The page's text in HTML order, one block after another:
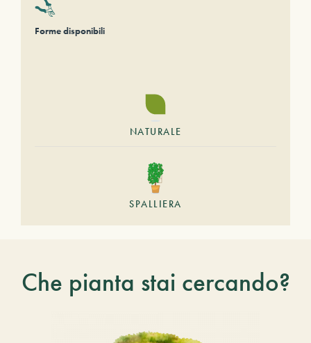
Forme disponibili
NATURALE
SPALLIERA
Che pianta stai cercando?